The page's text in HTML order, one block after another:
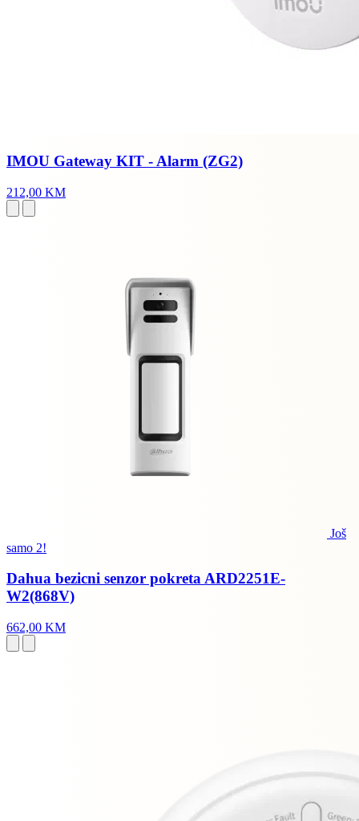
IMOU Gateway KIT - Alarm (ZG2)
212,00 KM
Još
samo 2!
Dahua bezicni senzor pokreta ARD2251E-
W2(868V)
662,00 KM